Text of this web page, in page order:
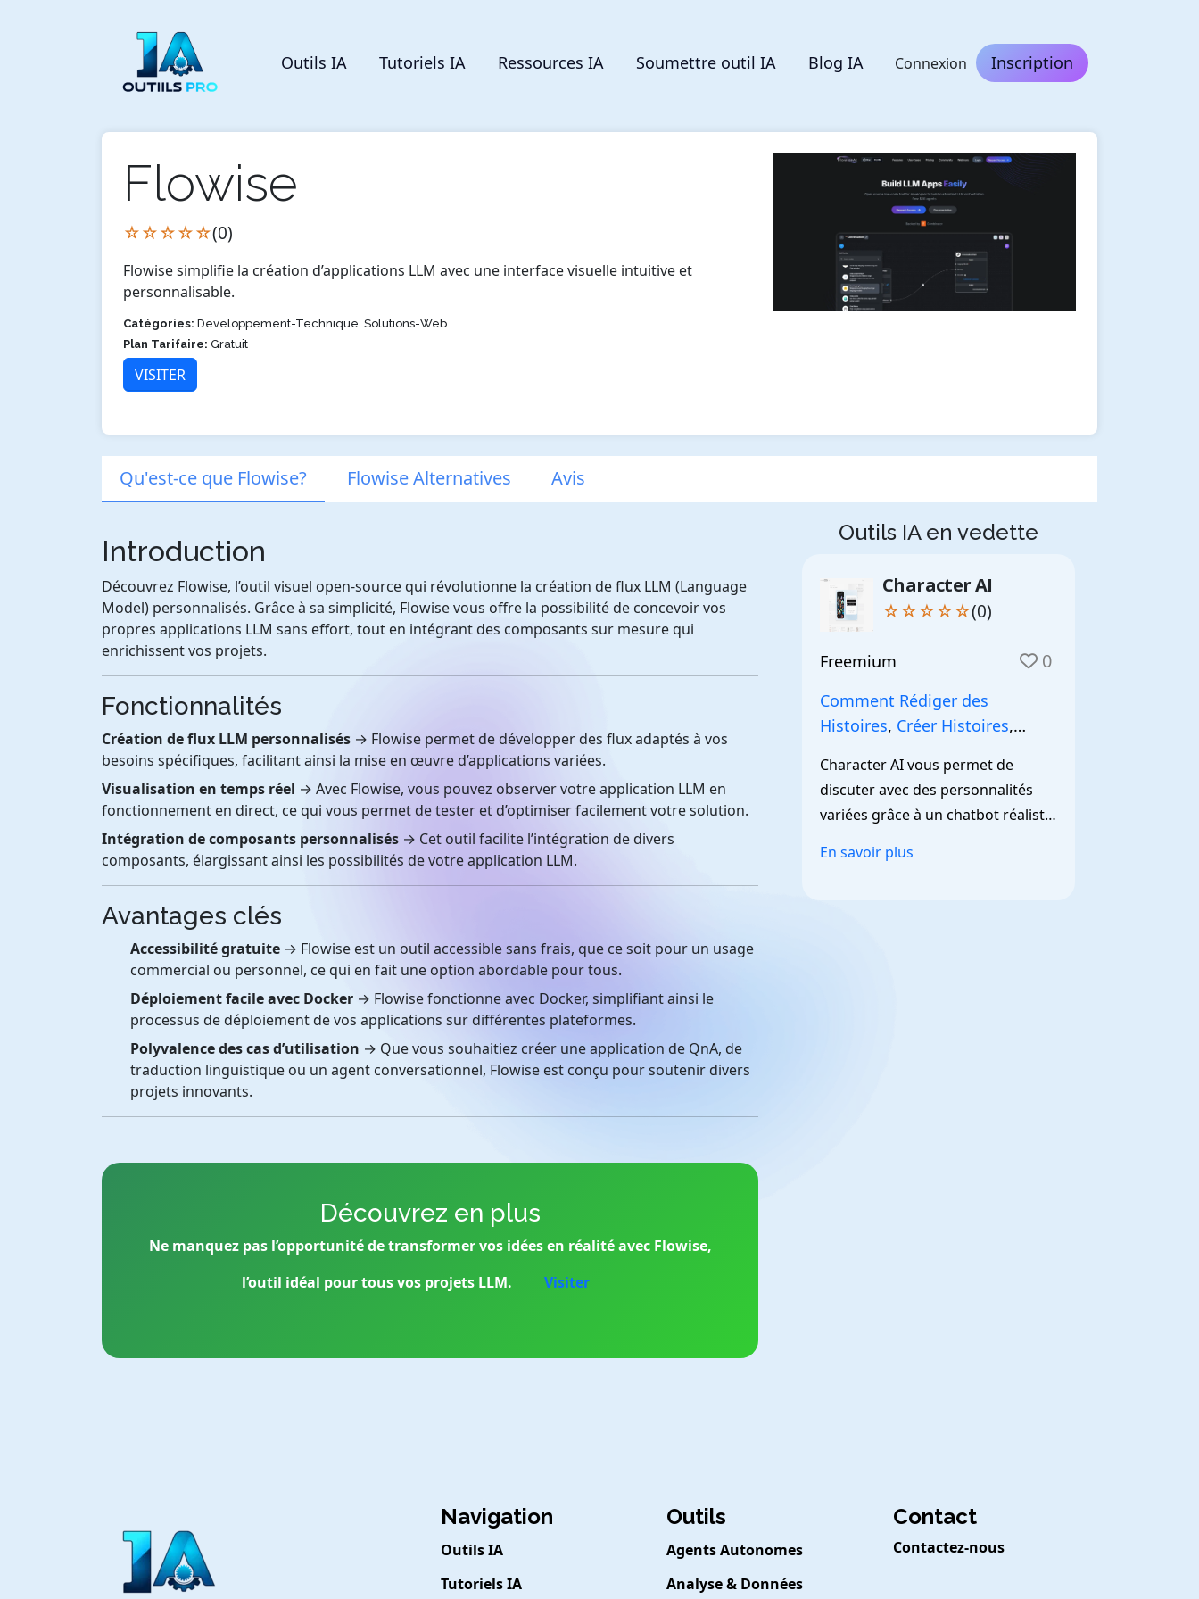
Outils IA Tutoriels IA Ressources IA Soumettre outil IA Blog IA Connexion Inscription
Flowise
☆☆☆☆☆(0)
Flowise simplifie la création d’applications LLM avec une interface visuelle intuitive et
personnalisable.
Catégories: Developpement-Technique, Solutions-Web
Plan Tarifaire: Gratuit
VISITER
Qu'est-ce que Flowise? Flowise Alternatives Avis
Introduction
Découvrez Flowise, l’outil visuel open-source qui révolutionne la création de flux LLM (Language
Model) personnalisés. Grâce à sa simplicité, Flowise vous offre la possibilité de concevoir vos
propres applications LLM sans effort, tout en intégrant des composants sur mesure qui
enrichissent vos projets.
Fonctionnalités
Création de flux LLM personnalisés → Flowise permet de développer des flux adaptés à vos
besoins spécifiques, facilitant ainsi la mise en œuvre d’applications variées.
Visualisation en temps réel → Avec Flowise, vous pouvez observer votre application LLM en
fonctionnement en direct, ce qui vous permet de tester et d’optimiser facilement votre solution.
Intégration de composants personnalisés → Cet outil facilite l’intégration de divers
composants, élargissant ainsi les possibilités de votre application LLM.
Avantages clés
Accessibilité gratuite → Flowise est un outil accessible sans frais, que ce soit pour un usage
commercial ou personnel, ce qui en fait une option abordable pour tous.
Déploiement facile avec Docker → Flowise fonctionne avec Docker, simplifiant ainsi le
processus de déploiement de vos applications sur différentes plateformes.
Polyvalence des cas d’utilisation → Que vous souhaitiez créer une application de QnA, de
traduction linguistique ou un agent conversationnel, Flowise est conçu pour soutenir divers
projets innovants.
Découvrez en plus
Ne manquez pas l’opportunité de transformer vos idées en réalité avec Flowise,
l’outil idéal pour tous vos projets LLM.
Visiter
Outils IA en vedette
Character AI
☆☆☆☆☆(0)
Freemium 0
Comment Rédiger des
Histoires, Créer Histoires,
Character AI vous permet de
discuter avec des personnalités
variées grâce à un chatbot réaliste
En savoir plus
Navigation
Outils IA
Tutoriels IA
Outils
Agents Autonomes
Analyse & Données
Contact
Contactez-nous